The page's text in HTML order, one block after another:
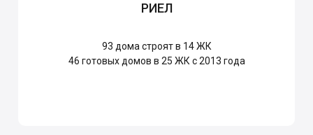
РИЕЛ
93 дома строят в 14 ЖК
46 готовых домов в 25 ЖК с 2013 года